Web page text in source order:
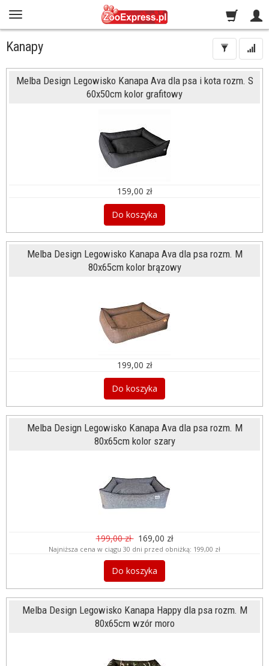
Kanapy
Melba Design Legowisko Kanapa Ava dla psa i kota rozm. S
60x50cm kolor grafitowy
159,00 zł
Do koszyka
Melba Design Legowisko Kanapa Ava dla psa rozm. M
80x65cm kolor brązowy
199,00 zł
Do koszyka
Melba Design Legowisko Kanapa Ava dla psa rozm. M
80x65cm kolor szary
199,00 zł 169,00 zł
Najniższa cena w ciągu 30 dni przed obniżką: 199,00 zł
Do koszyka
Melba Design Legowisko Kanapa Happy dla psa rozm. M
80x65cm wzór moro